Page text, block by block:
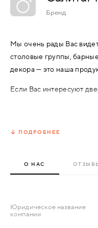
МЕТАЛЛИЧЕСКИЕ
СТЕКЛЯННЫЕ
МЕТАЛЛИЧЕСКИЕ
АКСЕССУАРЫ
СКУД И "УМНЫЙ
Бренд
Мы очень рады Вас
столовые группы,
декора — это наша
Если Вас интересуют
избежать многих
можно открыть дверь».
ПОДРОБНЕЕ
О НАС
Юридическое название
компании